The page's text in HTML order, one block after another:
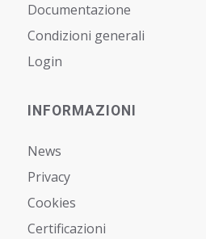
Documentazione
Condizioni generali
Login
INFORMAZIONI
News
Privacy
Cookies
Certificazioni